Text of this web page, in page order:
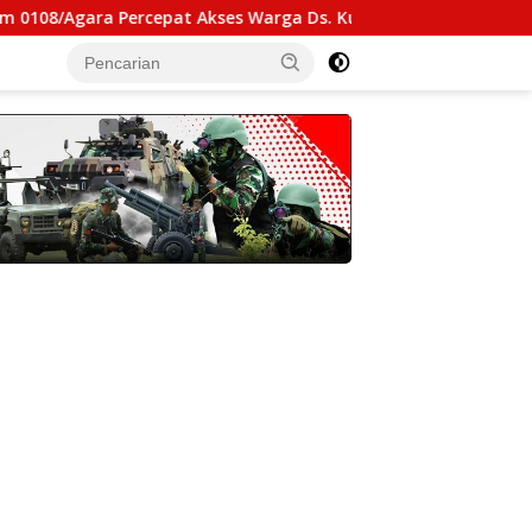
Akses Warga Ds. Kuning Abadi Aceh Tenggara